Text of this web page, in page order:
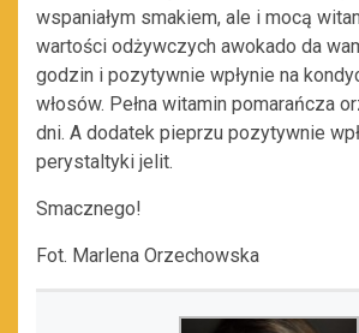
wspaniałym smakiem, ale i mocą
wartości odżywczych awokado da
godzin i pozytywnie wpłynie na
włosów. Pełna witamin pomarańcza
dni. A dodatek pieprzu pozytywnie
perystaltyki jelit.
Smacznego!
Fot. Marlena Orzechowska